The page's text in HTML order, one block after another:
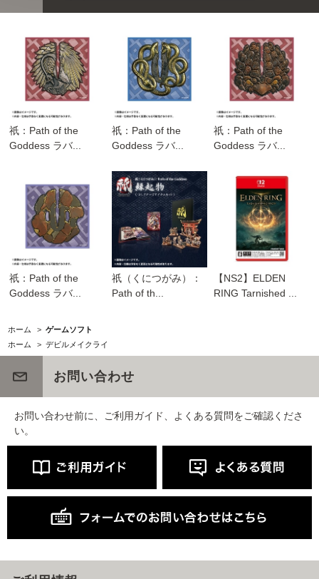
祇：Path of the
Goddess ラバ...
祇：Path of the
Goddess ラバ...
祇：Path of the
Goddess ラバ...
祇：Path of the
Goddess ラバ...
祇（くにつがみ）：
Path of th...
【NS2】ELDEN
RING Tarnished ...
ホーム > ゲームソフト
ホーム
> デビルメイクライ
お問い合わせ
お問い合わせ前に、ご利用ガイド、よくある質問をご確認くださ
い。